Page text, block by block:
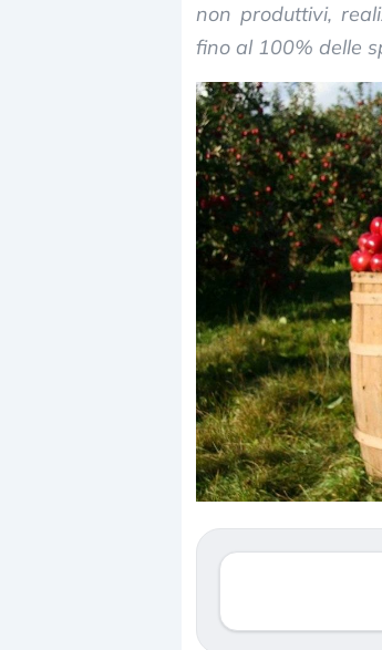
non produttivi,
fino al 100% delle
Dalle
verso le